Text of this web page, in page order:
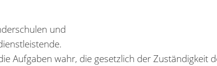
und
Aufgaben wahr, die gesetzlich der Zuständigkeit